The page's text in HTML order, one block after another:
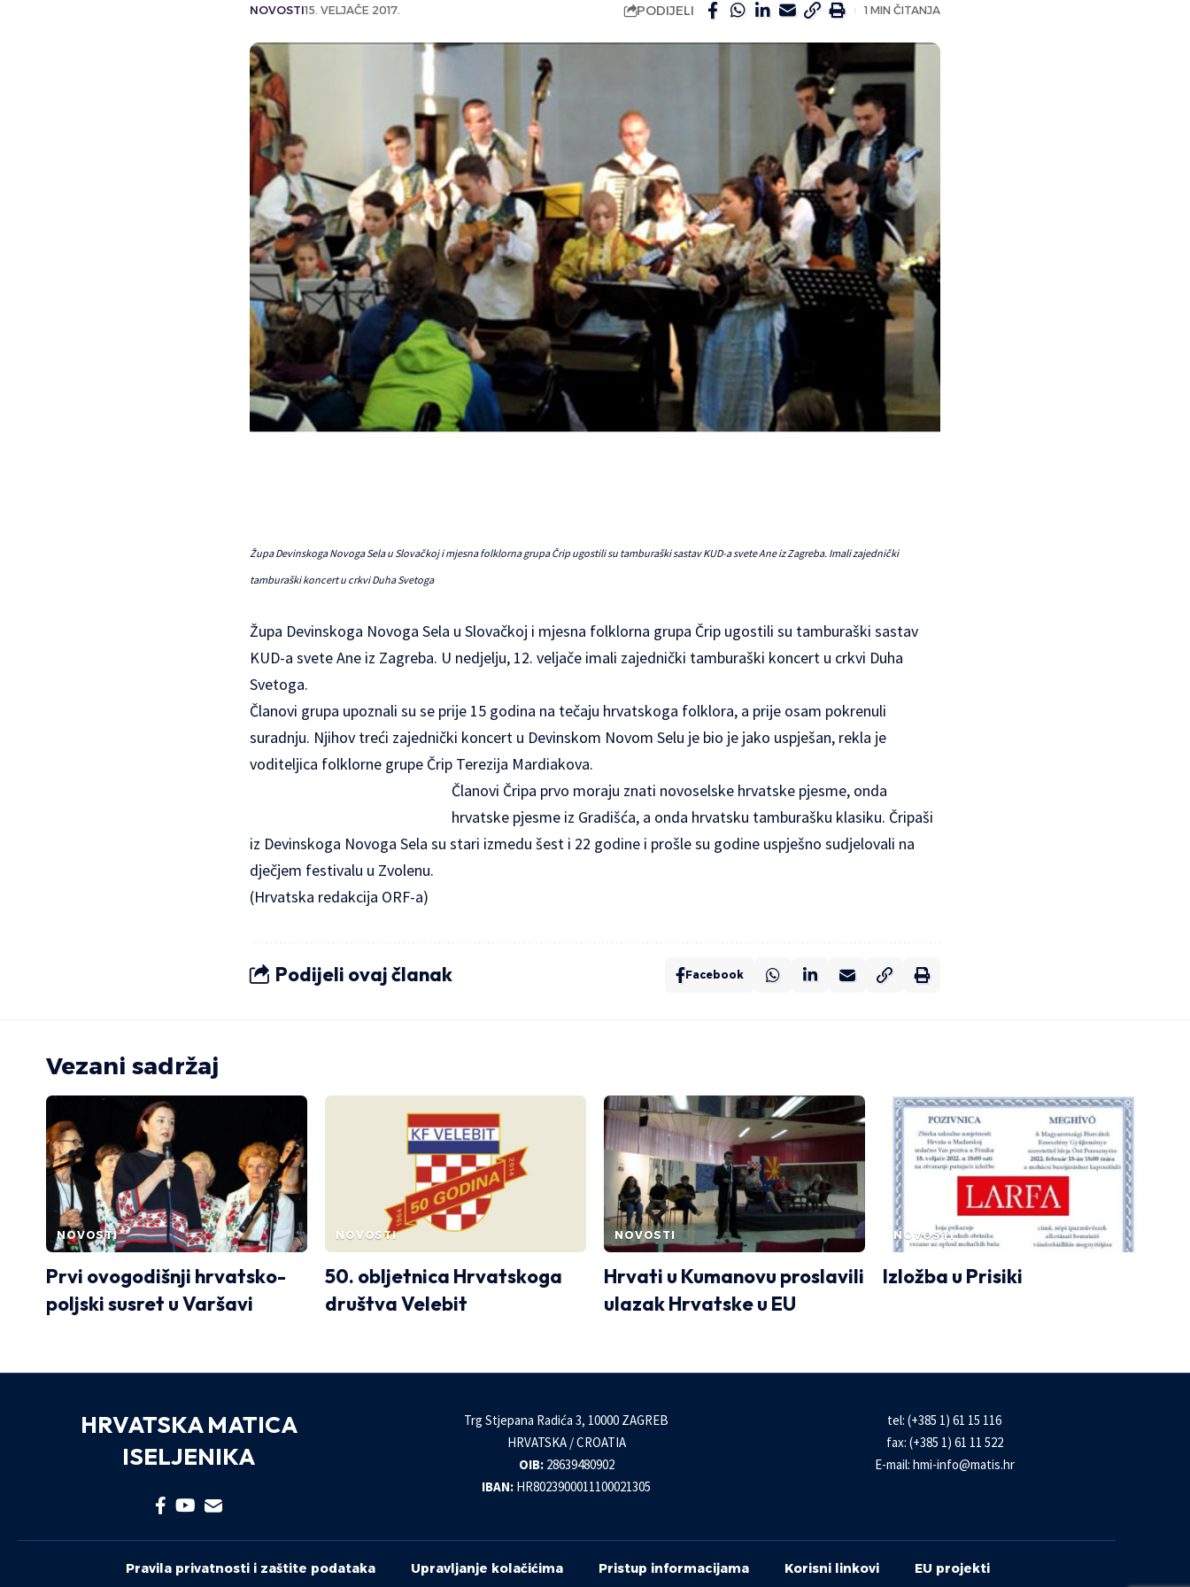
NOVOSTI15. VELJAČE 2017. PODIJELI 1 MIN ČITANJA
Župa Devinskoga Novoga Sela u Slovačkoj i mjesna folklorna grupa Črip ugostili su tamburaški sastav KUD-a svete Ane iz Zagreba. Imali zajednički
tamburaški koncert u crkvi Duha Svetoga
Župa Devinskoga Novoga Sela u Slovačkoj i mjesna folklorna grupa Črip ugostili su tamburaški sastav
KUD-a svete Ane iz Zagreba. U nedjelju, 12. veljače imali zajednički tamburaški koncert u crkvi Duha
Svetoga.
Članovi grupa upoznali su se prije 15 godina na tečaju hrvatskoga folklora, a prije osam pokrenuli
suradnju. Njihov treći zajednički koncert u Devinskom Novom Selu je bio je jako uspješan, rekla je
voditeljica folklorne grupe Črip Terezija Mardiakova.
Članovi Čripa prvo moraju znati novoselske hrvatske pjesme, onda
hrvatske pjesme iz Gradišća, a onda hrvatsku tamburašku klasiku. Čripaši
iz Devinskoga Novoga Sela su stari izmedu šest i 22 godine i prošle su godine uspješno sudjelovali na
dječjem festivalu u Zvolenu.
(Hrvatska redakcija ORF-a)
Podijeli ovaj članak Facebook
Vezani sadržaj
NOVOSTI
Prvi ovogodišnji hrvatsko-
poljski susret u Varšavi
NOVOSTI
50. obljetnica Hrvatskoga
društva Velebit
NOVOSTI
Hrvati u Kumanovu proslavili
ulazak Hrvatske u EU
NOVOSTI
Izložba u Prisiki
HRVATSKA MATICA
ISELJENIKA
Trg Stjepana Radića 3, 10000 ZAGREB
HRVATSKA / CROATIA
OIB:28639480902
IBAN: HR8023900011100021305
tel: (+385 1) 61 15 116
fax: (+385 1) 61 11 522
E-mail: hmi-info@matis.hr
Pravila privatnosti i zaštite podataka Upravljanje kolačićima Pristup informacijama Korisni linkovi EU projekti